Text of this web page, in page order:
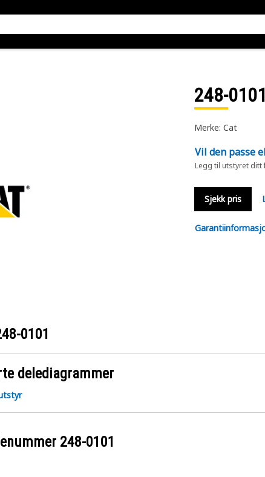
248-0101
Merke: Cat
Vil den passe
Legg til utstyret ditt
Sjekk pris
0101
delediagrammer
248-0101